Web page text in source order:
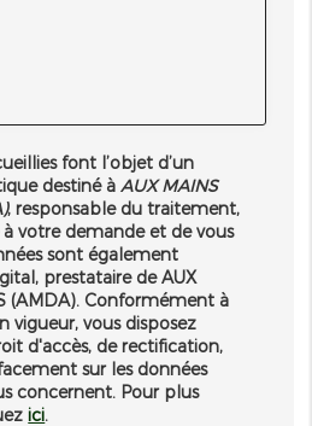
font l’objet d’un
destiné à AUX MAINS
, responsable du traitement,
votre demande et de vous
sont également
prestataire de AUX
(AMDA). Conformément à
vigueur, vous disposez
d'accès, de rectification,
sur les données
concernent. Pour plus
ici.